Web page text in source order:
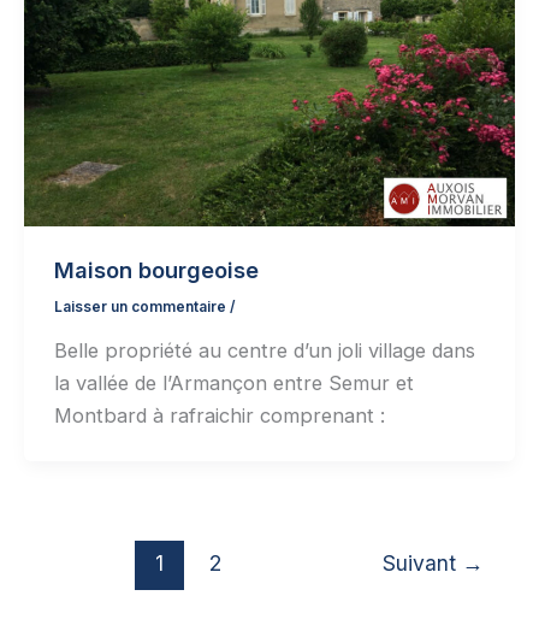
Maison bourgeoise
Laisser un commentaire /
Belle propriété au centre d’un joli village dans
la vallée de l’Armançon entre Semur et
Montbard à rafraichir comprenant :
1 2 Suivant →